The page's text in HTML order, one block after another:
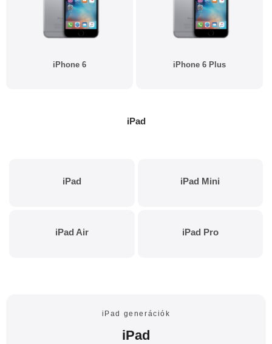
iPhone 6 iPhone 6 Plus
iPad
iPad iPad Mini
iPad Air iPad Pro
iPad generációk
iPad